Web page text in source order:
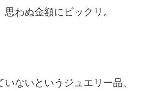
わぬ金額にビックリ。
ないというジュエリー品、